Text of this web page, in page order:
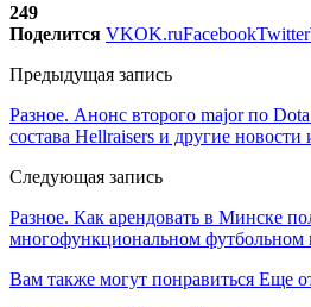
249
Поделится VKOK.ruFacebookTwitter
Предыдущая запись
Разное. Анонс второго major по
состава Hellraisers и другие новости
Следующая запись
Разное. Как арендовать в Минске
многофункциональном футбольном
Вам также могут понравиться Еще